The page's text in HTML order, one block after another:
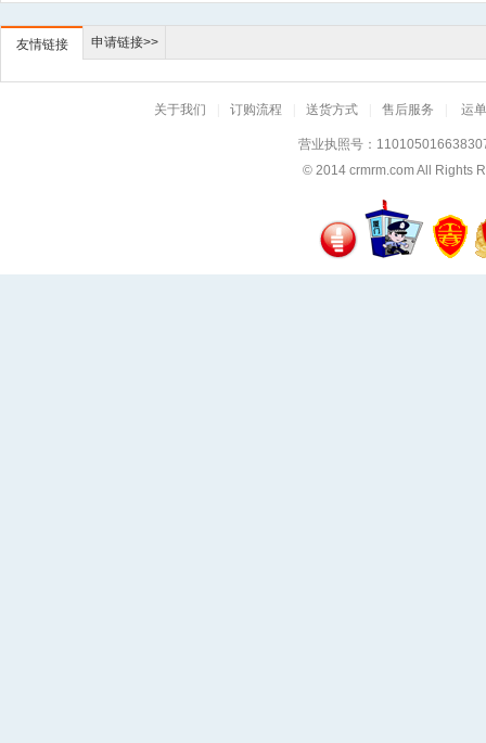
友情链接 申请链接>>
关于我们 订购流程 送货方式 售后服务 运
营业执照号：
© 2014 crmrm.comAll Rights